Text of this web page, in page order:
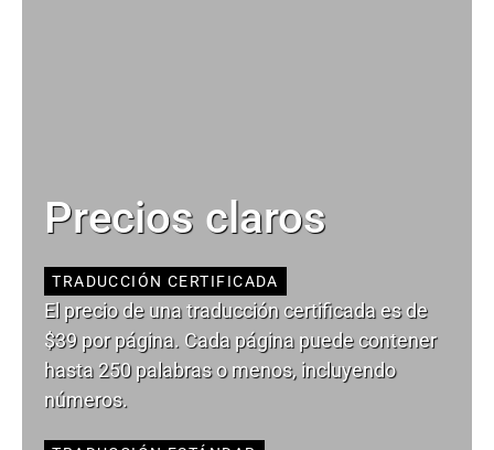
Precios claros
TRADUCCIÓN CERTIFICADA
El precio de una traducción certificada es de
$39 por página. Cada página puede contener
hasta 250 palabras o menos, incluyendo
números.